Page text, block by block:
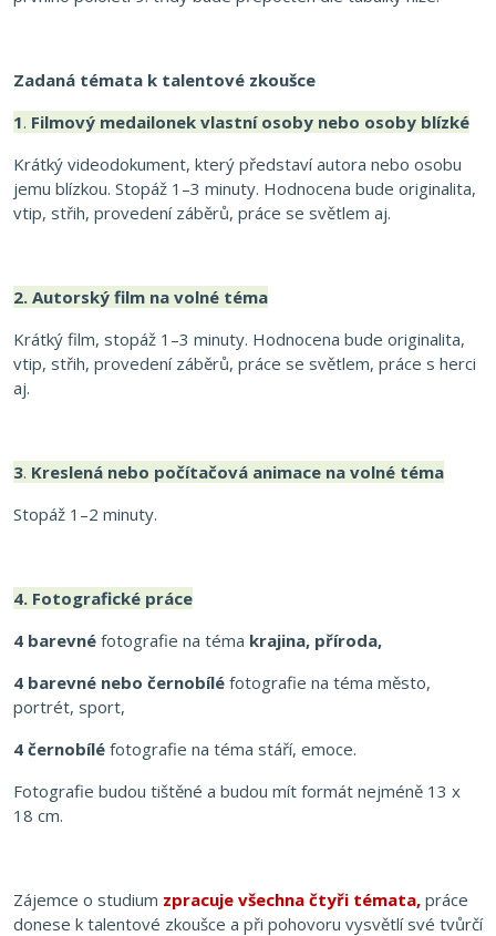
Zadaná témata k talentové zkoušce
1. Filmový medailonek vlastní osoby nebo osoby blízké
Krátký videodokument, který představí autora nebo osobu
jemu blízkou. Stopáž 1–3 minuty. Hodnocena bude originalita,
vtip, střih, provedení záběrů, práce se světlem aj.
2. Autorský film na volné téma
Krátký film, stopáž 1–3 minuty. Hodnocena bude originalita,
vtip, střih, provedení záběrů, práce se světlem, práce s herci
aj.
3. Kreslená nebo počítačová animace na volné téma
Stopáž 1–2 minuty.
4. Fotografické práce
4 barevné fotografie na téma krajina, příroda,
4 barevné nebo černobílé fotografie na téma město,
portrét, sport,
4 černobílé fotografie na téma stáří, emoce.
Fotografie budou tištěné a budou mít formát nejméně 13 x
18 cm.
Zájemce o studium zpracuje všechna čtyři témata, práce
donese k talentové zkoušce a při pohovoru vysvětlí své tvůrčí